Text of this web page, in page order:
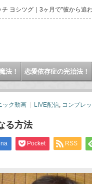
ヨシツグ｜3ヶ月で"彼から追
法！ 恋愛依存症の完治法！
ック動画 LIVE配信, コンプレ
る方法
Pocket RSS